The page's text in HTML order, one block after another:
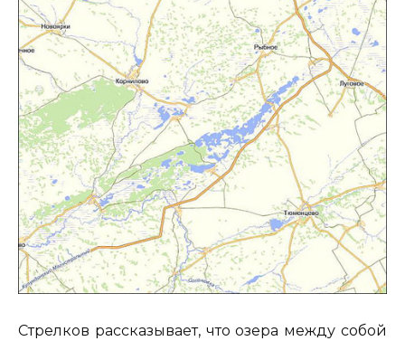
Стрелков рассказывает, что озера между собой